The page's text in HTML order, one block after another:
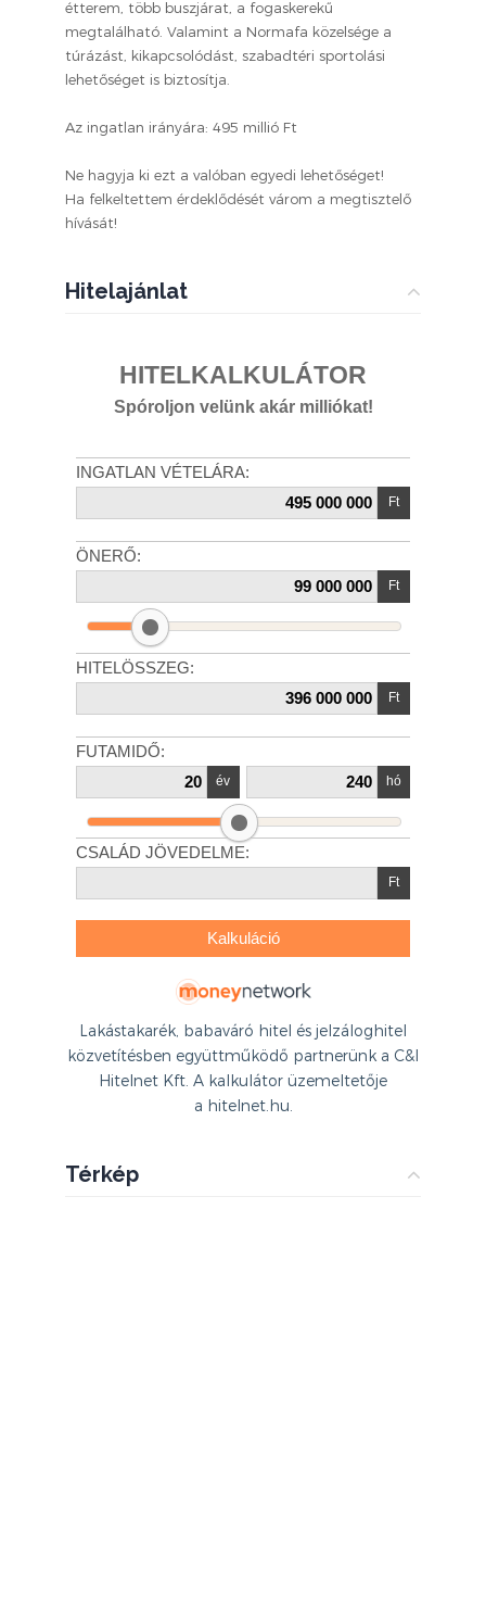
étterem, több buszjárat, a fogaskerekű
megtalálható. Valamint a Normafa közelsége a
túrázást, kikapcsolódást, szabadtéri sportolási
lehetőséget is biztosítja.
Az ingatlan irányára: 495 millió Ft
Ne hagyja ki ezt a valóban egyedi lehetőséget!
Ha felkeltettem érdeklődését várom a megtisztelő
hívását!
Hitelajánlat
Lakástakarék, babaváró hitel és jelzáloghitel
közvetítésben együttműködő partnerünk a C&I
Hitelnet Kft. A kalkulátor üzemeltetője
a hitelnet.hu.
Térkép